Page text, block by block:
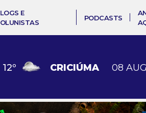
E
PODCASTS
12º CRICIÚMA 08